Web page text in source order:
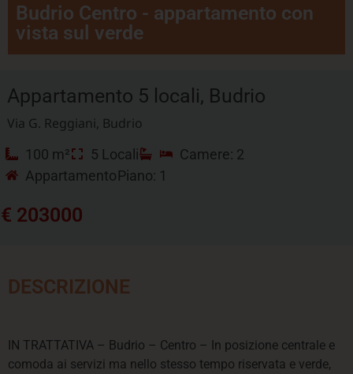
Budrio Centro - appartamento con
vista sul verde
Appartamento 5 locali, Budrio
Via G. Reggiani, Budrio
100 m² 5 Locali
Camere: 2
AppartamentoPiano: 1
€ 203000
DESCRIZIONE
IN TRATTATIVA – Budrio – Centro – In posizione centrale e
comoda ai servizi ma nello stesso tempo riservata e verde,